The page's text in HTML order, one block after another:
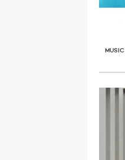
MUSIC